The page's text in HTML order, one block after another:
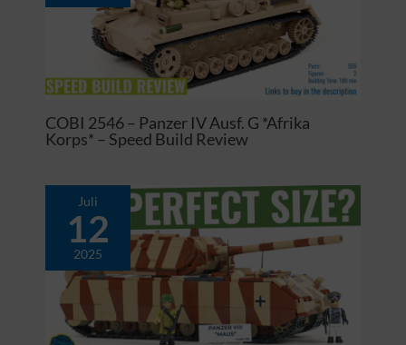
COBI 2546 – Panzer IV Ausf. G *Afrika
Korps* – Speed Build Review
Juli
12
2025